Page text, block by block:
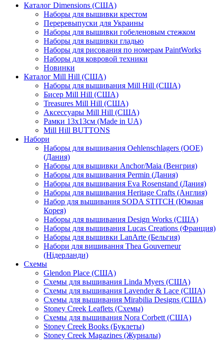
Каталог Dimensions (США)
Наборы для вышивки крестом
Переревыпуски для Украины
Наборы для вышивки гобеленовым стежком
Наборы для вышивки гладью
Наборы для рисования по номерам PaintWorks
Наборы для ковровой техники
Новинки
Каталог Mill Hill (США)
Наборы для вышивания Mill Hill (США)
Бисер Mill Hill (США)
Treasures Mill Hill (США)
Аксессуары Mill Hill (США)
Рамки 13х13см (Made in UA)
Mill Hill BUTTONS
Набори
Наборы для вышивания Oehlenschlagers (OOE)
(Дания)
Наборы для вышивки Anchor/Maia (Венгрия)
Наборы для вышивания Permin (Дания)
Наборы для вышивания Eva Rosenstand (Дания)
Наборы для вышивания Heritage Crafts (Англия)
Набор для вышивания SODA STITCH (Южная
Корея)
Наборы для вышивания Design Works (США)
Наборы для вышивания Lucas Creations (Франция)
Наборы для вышивки LanArte (Бельгия)
Набори для вишивання Thea Gouverneur
(Нідерланди)
Схемы
Glendon Place (США)
Схемы для вышивания Linda Myers (США)
Схемы для вышивания Lavender & Lace (США)
Схемы для вышивания Mirabilia Designs (США)
Stoney Creek Leaflets (Схемы)
Схемы для вышивания Nora Corbett (США)
Stoney Creek Books (Буклеты)
Stoney Creek Magazines (Журналы)